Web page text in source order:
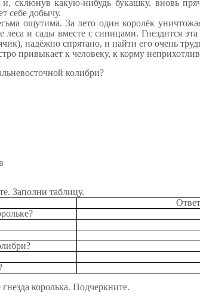
склюнув какую-нибудь букашку, вновь
себе добычу.
ощутима. За лето один королёк
и сады вместе с синицами. Гнездится
надёжно спрятано, и найти его очень
привыкает к человеку, к корму
колибри?
Заполни таблицу.
Ответ
королька. Подчеркните.